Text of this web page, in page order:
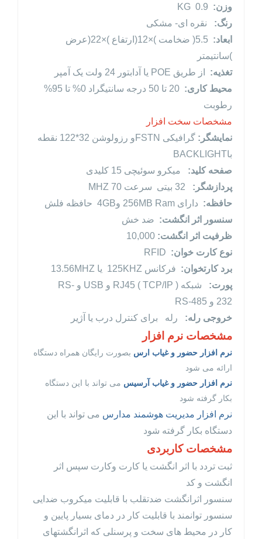
وزن:
رنگ: نقره ای- مشکی
ابعاد:
5.5( ضخامت )×12(ارتفاع )×22(عرض
)سانتیمتر
تغذیه:
از طریق POE یا آدابتور 24 ولت یک آمپر
محیط کاری:
20 تا 50 درجه سانتیگراد 0% تا 95%
رطوبت
مشخصات سخت افزار
نمایشگر:
گرافیکی FSTNو رزولوشن 32*122 نقطه
باBACKLIGHT
صفحه کلید:
میکرو سوئیچی 15 کلیدی
پردازشگر:
حافظه: دارای 256MB Ram و4GB حافظه فلش
سنسور اثر انگشت: ضد خش
ظرفیت اثر انگشت:
نوع کارت خوان:
برد کارتخوان: فرکانس 125KHZ یا 13.56MHZ
پورت:
شبکه RJ45 ( TCP/IP ) و USB و RS-
232 و RS-485
خروجی رله:
رله برای کنترل درب یا آژیر
مشخصات نرم افزار
نرم افزار حضور و غیاب ارس بصورت رایگان همراه دستگاه
ارائه می شود
نرم افزار حضور و غیاب آرسیس می تواند با این دستگاه
بکار گرفته شود
نرم افزار مدیریت هوشمند مدارس می تواند با این
دستگاه بکار گرفته شود
مشخصات کاربردی
ثبت تردد با اثر انگشت یا کارت وکارت سپس اثر
انگشت و کد
سنسور اثرانگشت ضدتقلب با قابلیت میکروب ضدایی
سنسور توانمند با قابلیت کار در دمای بسیار پایین و
کار در محیط های سخت و پرسنلی که اثرانگشتهای